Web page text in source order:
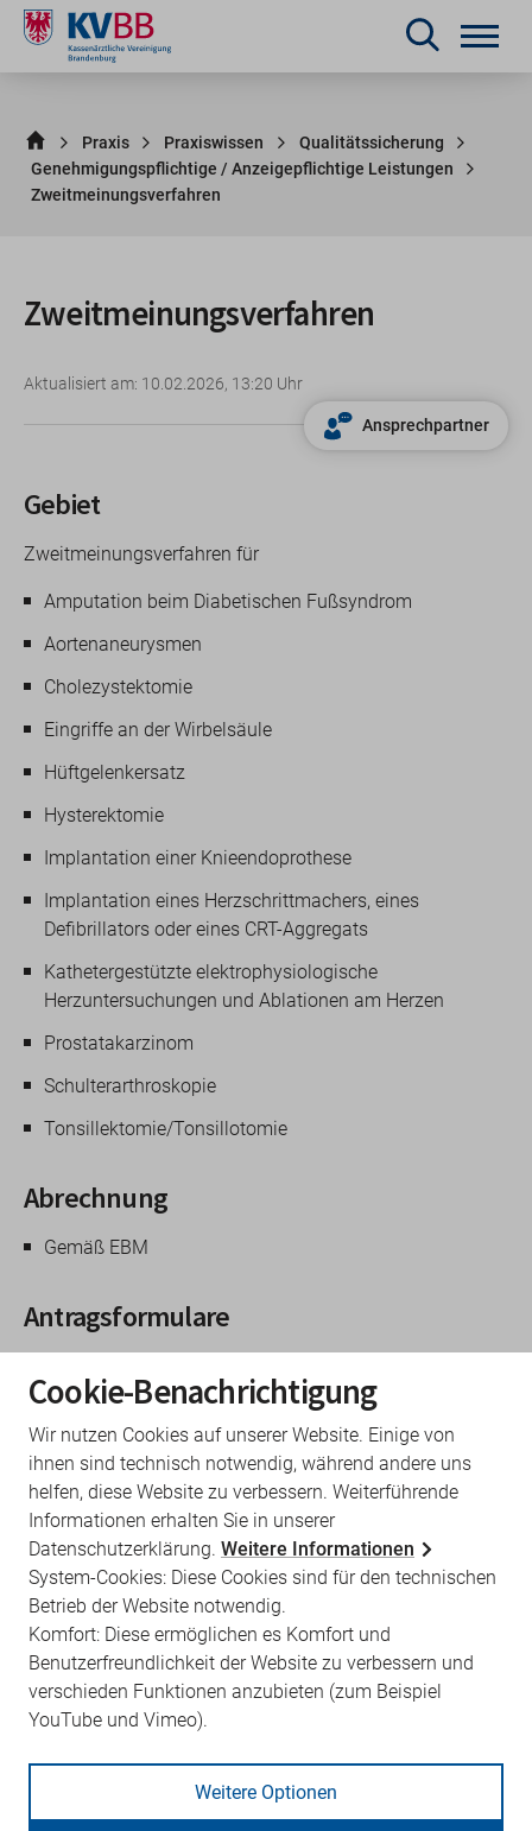
Praxis Praxiswissen
Qualitätssicherung
Genehmigungspflichtige / Anzeigepflichtige Leistungen
Zweitmeinungsverfahren
Zweitmeinungsverfahren
Aktualisiert am: 10.02.2026, 13:20 Uhr
Ansprechpartner
Gebiet
Zweitmeinungsverfahren für
Amputation beim Diabetischen Fußsyndrom
Aortenaneurysmen
Cholezystektomie
Eingriffe an der Wirbelsäule
Hüftgelenkersatz
Hysterektomie
Implantation einer Knieendoprothese
Implantation eines Herzschrittmachers, eines
Defibrillators oder eines CRT-Aggregats
Kathetergestützte elektrophysiologische
Herzuntersuchungen und Ablationen am Herzen
Prostatakarzinom
Schulterarthroskopie
Tonsillektomie/Tonsillotomie
Abrechnung
Gemäß EBM
Antragsformulare
Diabetischen Fußsyndrom
Antrag Zweitmeinung Aortenaneurysmen
Antrag Zweitmeinung Cholezystektomie
Antrag Zweitmeinung Eingriffe an der
Wirbelsäule
Antrag Zweitmeinung bei Hüftgelenkersatz
Antrag Zweitmeinung Hysterektomie
Antrag Zweitmeinung Implantation
Herzschrittmacher, Defibrillator oder CRT-
Aggregat
Antrag Karotis-Revaskularisation
gültig ab 1.10.2025
Antrag Zweitmeinung Implantation
Knieendoprothese
Antrag Zweitmeinung bei planbaren Eingriffen
Antrag Zweitmeinung Prostatakarzinom
Antrag Zweitmeinung Schulterarthroskopie
Antrag Zweitmeinung Tonsillotomie und
Cookie-Benachrichtigung
Wir nutzen Cookies auf unserer Website. Einige von
ihnen sind technisch notwendig, während andere uns
helfen, diese Website zu verbessern. Weiterführende
Informationen erhalten Sie in unserer
Datenschutzerklärung. Weitere Informationen
System-Cookies: Diese Cookies sind für den technischen
Betrieb der Website notwendig.
Komfort: Diese ermöglichen es Komfort und
Benutzerfreundlichkeit der Website zu verbessern und
verschieden Funktionen anzubieten (zum Beispiel
YouTube und Vimeo).
Weitere Optionen